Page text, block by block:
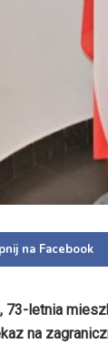
na Facebook
73-letnia
na